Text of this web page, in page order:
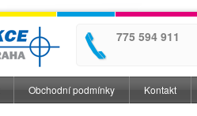
Reklamní
775 594 911
Obchodní podmínky Kontakt